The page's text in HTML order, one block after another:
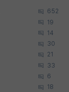
652
19
14
30
21
33
6
18